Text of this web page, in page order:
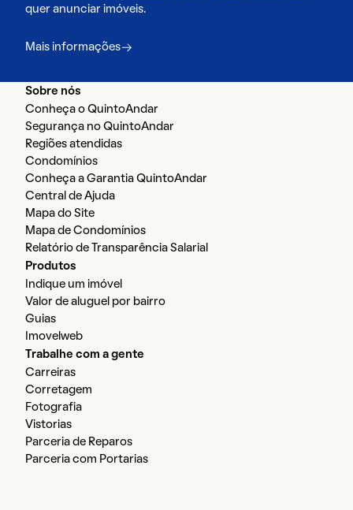
Sobre nós
Conheça o QuintoAndar
Segurança no QuintoAndar
Regiões atendidas
Condomínios
Conheça a Garantia QuintoAndar
Central de Ajuda
Mapa do Site
Mapa de Condomínios
Relatório de Transparência Salarial
Produtos
Indique um imóvel
Valor de aluguel por bairro
Guias
Imovelweb
Trabalhe com a gente
Carreiras
Corretagem
Fotografia
Vistorias
Parceria de Reparos
Parceria com Portarias
quer anunciar imóveis.
Mais informações